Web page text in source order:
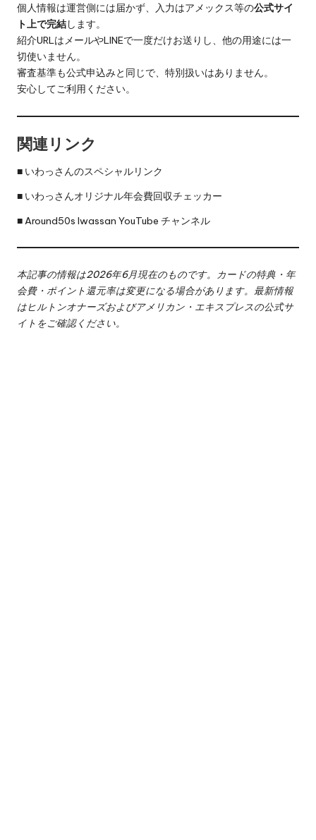
個人情報は運営側には届かず、入力はアメックス等の公式サイ
ト上で完結します。
紹介URLはメールやLINEで一度だけお送りし、他の用途には一
切使いません。
審査基準も公式申込みと同じで、特別扱いはありません。
安心してご利用ください。
関連リンク
■ いわっさんのスペシャルリンク
■ いわっさんオリジナル年会費回収チェッカー
■ Around50s Iwassan YouTube チャンネル
本記事の情報は2026年6月現在のものです。カードの特典・年
会費・ポイント還元率は変更になる場合があります。最新情報
はヒルトンオナーズおよびアメリカン・エキスプレスの公式サ
イトをご確認ください。